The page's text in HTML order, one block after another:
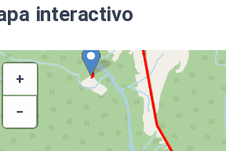
Nous vous demandons de
depuis la route.
au public, veuillez au préalable
interactivo
+
−